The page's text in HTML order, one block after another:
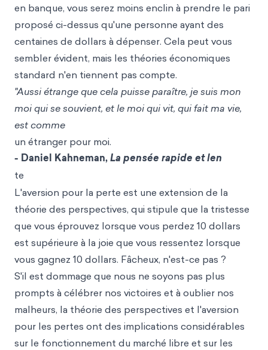
en banque, vous serez moins enclin à prendre le pari
proposé ci-dessus qu'une personne ayant des
centaines de dollars à dépenser. Cela peut vous
sembler évident, mais les théories économiques
standard n'en tiennent pas compte.
"Aussi étrange que cela puisse paraître, je suis mon
moi qui se souvient, et le moi qui vit, qui fait ma vie,
est comme
un étranger pour moi.
- Daniel Kahneman,La pensée rapide et len
te
L'aversion pour la perte est une extension de la
théorie des perspectives, qui stipule que la tristesse
que vous éprouvez lorsque vous perdez 10 dollars
est supérieure à la joie que vous ressentez lorsque
vous gagnez 10 dollars. Fâcheux, n'est-ce pas ?
S'il est dommage que nous ne soyons pas plus
prompts à célébrer nos victoires et à oublier nos
malheurs, la théorie des perspectives et l'aversion
pour les pertes ont des implications considérables
sur le fonctionnement du marché libre et sur les